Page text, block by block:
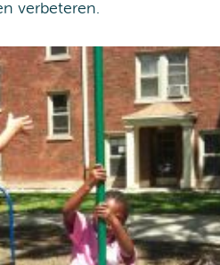
verbeteren.